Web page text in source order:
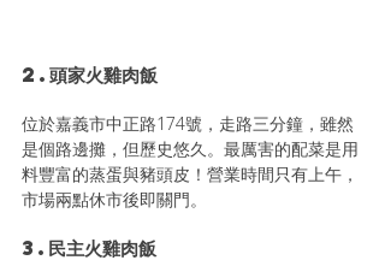
2.頭家火雞肉飯
位於嘉義市中正路174號，走路三分鐘，雖然
是個路邊攤，但歷史悠久。最厲害的配菜是用
料豐富的蒸蛋與豬頭皮！營業時間只有上午，
市場兩點休市後即關門。
3.民主火雞肉飯